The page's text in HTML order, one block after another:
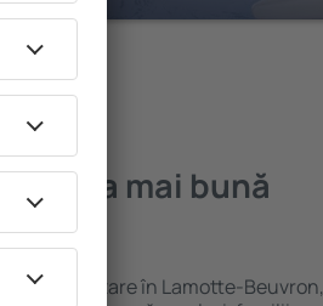
– cea mai bună
de cazare în Lamotte-Beuvron,